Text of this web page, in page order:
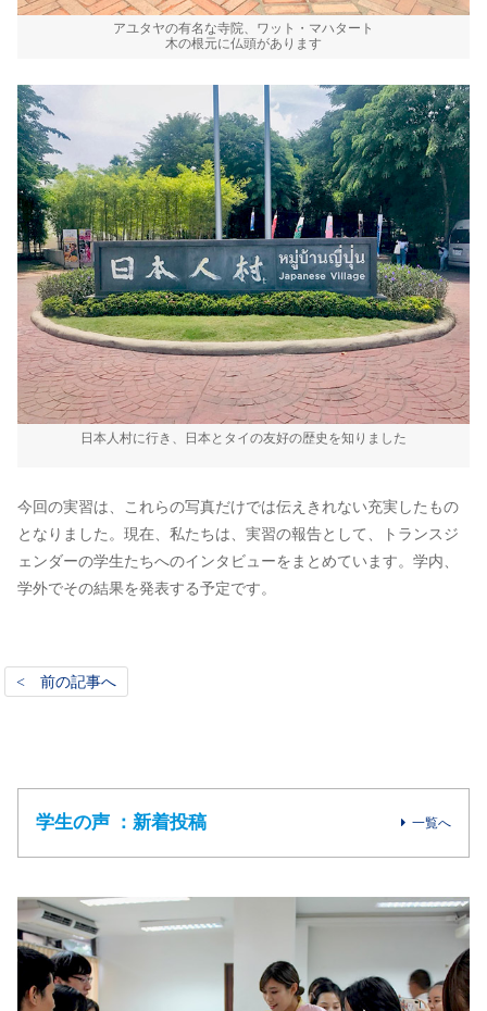
アユタヤの有名な寺院、ワット・マハタート
木の根元に仏頭があります
日本人村に行き、日本とタイの友好の歴史を知りました
今回の実習は、これらの写真だけでは伝えきれない充実したもの
となりました。現在、私たちは、実習の報告として、トランスジ
ェンダーの学生たちへのインタビューをまとめています。学内、
学外でその結果を発表する予定です。
< 前の記事へ
学生の声 ：新着投稿 一覧へ